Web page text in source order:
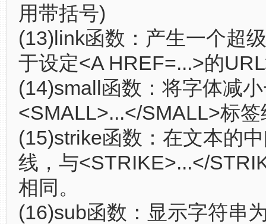
用带括号)
(13)link函数：产生一个超
于设定<A HREF=...>的
(14)small函数：将字体减
<SMALL>...</SMALL>标
(15)strike函数：在文本的
线，与<STRIKE>...</
相同。
(16)sub函数：显示字符串